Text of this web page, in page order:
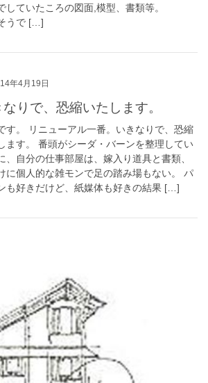
していたころの図面,模型、書類等。
うで […]
年4月19日
なりで、恐縮いたします。
す。 リニューアル一番。いきなりで、恐縮
ます。 番頭がシーダ・バーンを整理してい
、自分の仕事部屋は、嫁入り道具と書類、
に個人的な雑モンで足の踏み場もない。 パ
も好きだけど、紙媒体も好きの結果 […]